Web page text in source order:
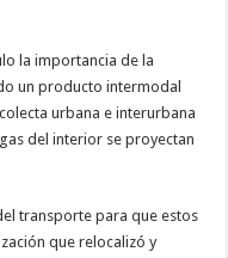
la importancia de la
un producto intermodal
urbana e interurbana
del interior se proyectan
transporte para que estos
que relocalizó y